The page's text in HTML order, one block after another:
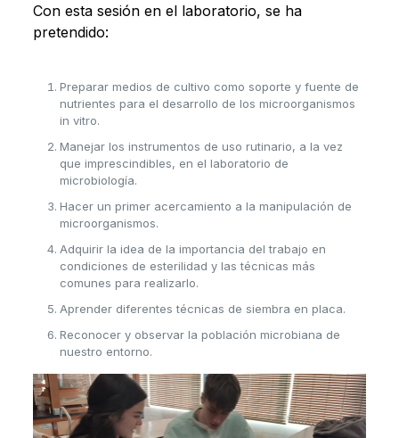
Con esta sesión en el laboratorio, se ha
pretendido:
Preparar medios de cultivo como soporte y fuente de
nutrientes para el desarrollo de los microorganismos
in vitro.
Manejar los instrumentos de uso rutinario, a la vez
que imprescindibles, en el laboratorio de
microbiología.
Hacer un primer acercamiento a la manipulación de
microorganismos.
Adquirir la idea de la importancia del trabajo en
condiciones de esterilidad y las técnicas más
comunes para realizarlo.
Aprender diferentes técnicas de siembra en placa.
Reconocer y observar la población microbiana de
nuestro entorno.